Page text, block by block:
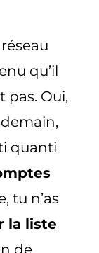
qu’il
Oui,
quanti
tu n’as
la liste
de